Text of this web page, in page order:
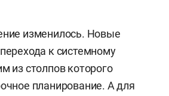
изменилось. Новые
к системному
из столпов которого
планирование. А для